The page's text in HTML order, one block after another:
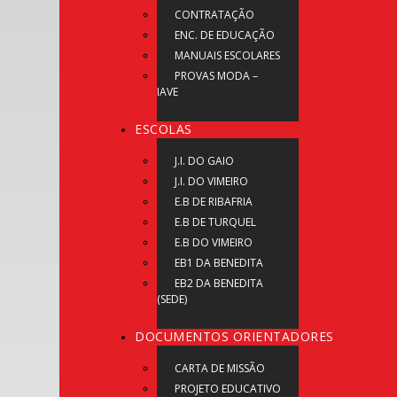
CONTRATAÇÃO
ENC. DE EDUCAÇÃO
MANUAIS ESCOLARES
PROVAS MODA –
IAVE
ESCOLAS
J.I. DO GAIO
J.I. DO VIMEIRO
E.B DE RIBAFRIA
E.B DE TURQUEL
E.B DO VIMEIRO
EB1 DA BENEDITA
EB2 DA BENEDITA
(SEDE)
DOCUMENTOS ORIENTADORES
CARTA DE MISSÃO
PROJETO EDUCATIVO